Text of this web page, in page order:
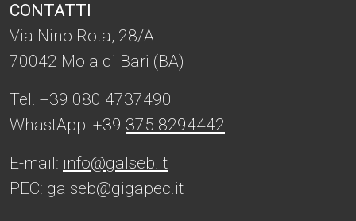
CONTATTI
Via Nino Rota, 28/A
70042 Mola di Bari (BA)
Tel. +39 080 4737490
WhastApp: +39 375 8294442
E-mail: info@galseb.it
PEC: galseb@gigapec.it